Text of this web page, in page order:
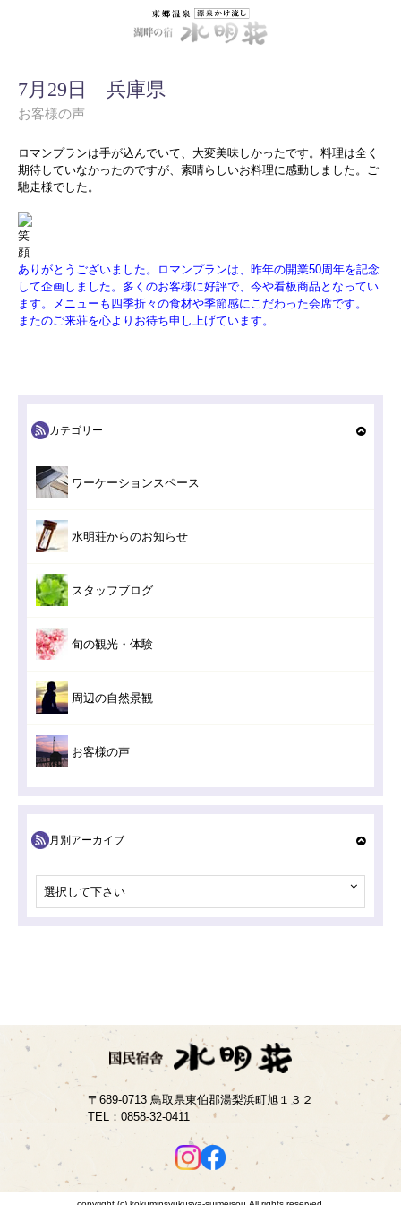
7月29日 兵庫県
お客様の声
ロマンプランは手が込んでいて、大変美味しかったです。料理は全く
期待していなかったのですが、素晴らしいお料理に感動しました。ご
馳走様でした。
ありがとうございました。ロマンプランは、昨年の開業50周年を記念
して企画しました。多くのお客様に好評で、今や看板商品となってい
ます。メニューも四季折々の食材や季節感にこだわった会席です。
またのご来荘を心よりお待ち申し上げています。
カテゴリー
ワーケーションスペース
水明荘からのお知らせ
スタッフブログ
旬の観光・体験
周辺の自然景観
お客様の声
月別アーカイブ
選択して下さい
〒689-0713 鳥取県東伯郡湯梨浜町旭１３２
TEL： 0858-32-0411